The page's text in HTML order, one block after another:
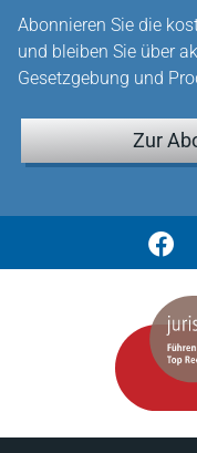
Abonnieren Sie die
und bleiben Sie über
Gesetzgebung und
Zur